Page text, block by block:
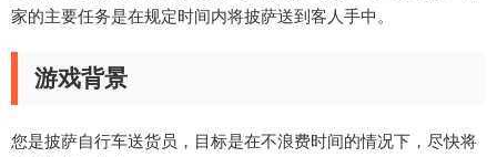
家的主要任务是在规定时间内将披萨送到客人手中。
游戏背景
您是披萨自行车送货员，目标是在不浪费时间的情况下，尽快将